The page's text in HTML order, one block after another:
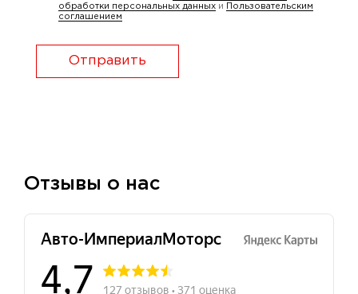
обработки персональных данных и
Пользовательским
соглашением
Отправить
Отзывы о нас